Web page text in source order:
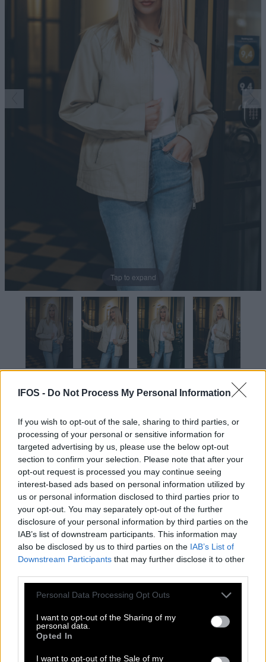
IFOS - Do Not Process My Personal Information
If you wish to opt-out of the sale, sharing to third parties, or
processing of your personal or sensitive information for
targeted advertising by us, please use the below opt-out
section to confirm your selection. Please note that after your
opt-out request is processed you may continue seeing
interest-based ads based on personal information utilized by
us or personal information disclosed to third parties prior to
your opt-out. You may separately opt-out of the further
disclosure of your personal information by third parties on the
IAB’s list of downstream participants. This information may
also be disclosed by us to third parties on the IAB’s List of
Downstream Participants that may further disclose it to other
Please note that this website/app uses one or more Google
not limited to your visit or usage behaviour. You may click to
grant or deny consent to Google and its third-party tags to
use your data for below specified purposes in below Google
consent section.
Personal Data Processing Opt Outs
I want to opt-out of the Sharing of my
personal data.
Opted In
I want to opt-out of the Sale of my
Tap to expand
Δερμάτινο τζάκετ-1963
Κωδικός: 1963
Διαθεσιμότητα:
Παράδοση σε 1 - 3 ημέρες
55,00 €
39,90 €
ΧρώμαΧρώμα